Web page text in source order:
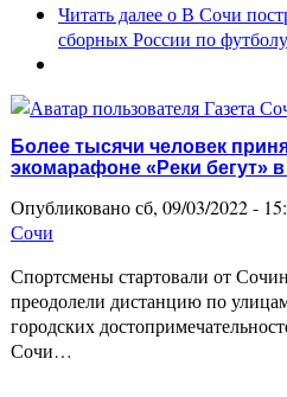
Читать далеео В Сочи
сборных России по футболу
Более тысячи человек
экомарафоне «Реки бегут»
Опубликовано сб, 09/03/2022 -
Сочи
Спортсмены стартовали от
преодолели дистанцию по
городских
Сочи…